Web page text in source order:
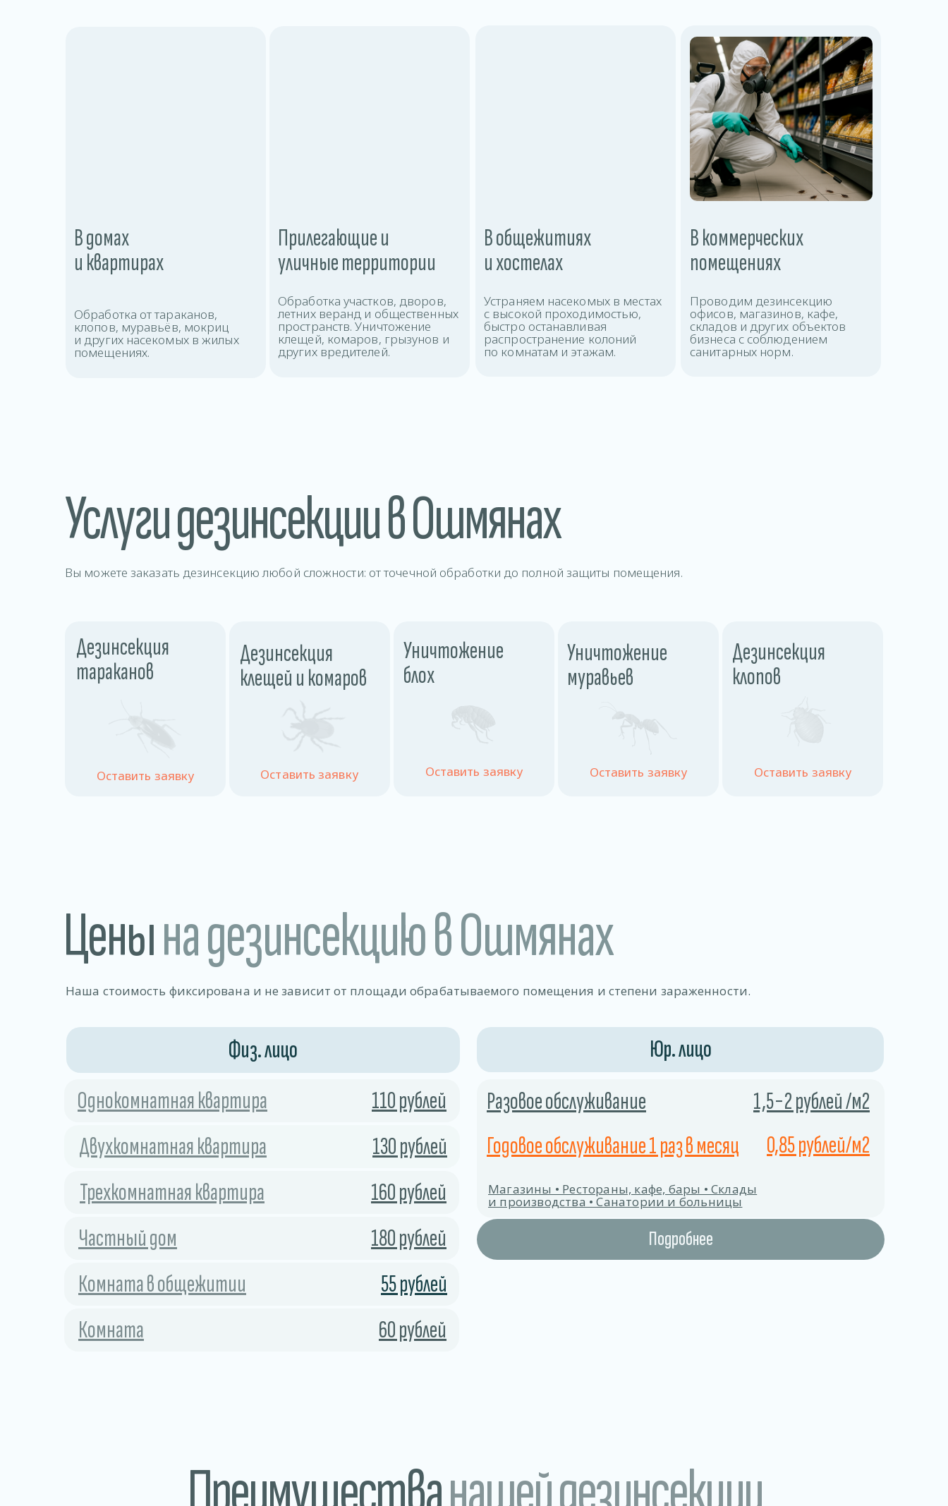
В общежитиях
и хостелах
В коммерческих
помещениях
Проводим дезинсекцию
офисов, магазинов, кафе,
складов и других объектов
бизнеса с соблюдением
санитарных норм.
Устраняем насекомых в местах
с высокой проходимостью,
быстро останавливая
распространение колоний
по комнатам и этажам.
Прилегающие и
уличные территории
Обработка участков, дворов,
летних веранд и общественных
пространств. Уничтожение
клещей, комаров, грызунов и
других вредителей.
В домах
и квартирах
Обработка от тараканов,
клопов, муравьёв, мокриц
и других насекомых в жилых
помещениях.
Вы можете заказать дезинсекцию любой сложности: от точечной обработки до полной защиты помещения.
Услуги дезинсекции в Ошмянах
Оставить заявку
Дезинсекция
тараканов
Оставить заявку
Дезинсекция
клопов
Оставить заявку
Дезинсекция
клещей и комаров
Оставить заявку
Уничтожение
блох
Оставить заявку
Уничтожение
муравьев
Ценына дезинсекцию в Ошмянах
Наша стоимость фиксирована и не зависит от площади обрабатываемого помещения и степени зараженности.
Юр. лицо
Физ. лицо
Однокомнатная квартира
110 рублей
Трехкомнатная квартира 160 рублей
Двухкомнатная квартира 130 рублей
Частный дом
180 рублей
Комната в общежитии
55 рублей
Комната
Магазины • Рестораны, кафе, бары • Склады
и производства • Санатории и больницы
60 рублей
0,85 рублей/м2
Подробнее
Годовое обслуживание 1 раз в месяц
Разовое обслуживание 1,5−2 рублей /м2